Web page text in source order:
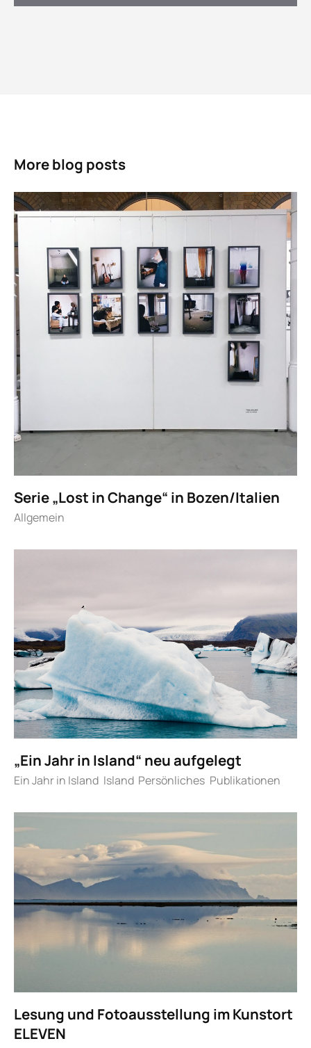
More blog posts
Serie „Lost in Change“ in Bozen/Italien
Allgemein
„Ein Jahr in Island“ neu aufgelegt
Ein Jahr in Island Island Persönliches Publikationen
Lesung und Fotoausstellung im Kunstort
ELEVEN